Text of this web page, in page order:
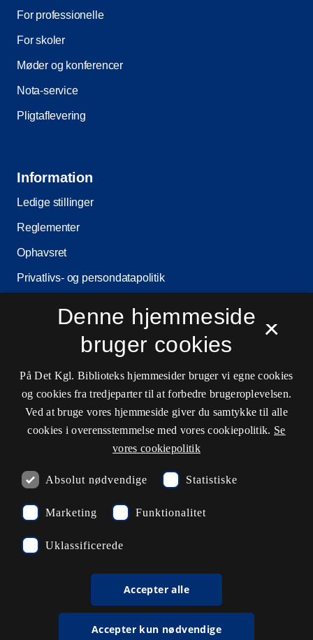
For professionelle
For skoler
Møder og konferencer
Nota-service
Pligtaflevering
Information
Ledige stillinger
Reglementer
Ophavsret
Privatlivs- og persondatapolitik
Driftsstatus
Cookieindstillinger
Kontaktinformationer
Åbningstider
33 47 47 47
EAN: 5798000795297
rdl_facebook
×
Denne hjemmeside
bruger cookies
På Det Kgl. Biblioteks hjemmesider bruger vi egne cookies
og cookies fra tredjeparter til at forbedre brugeroplevelsen.
Ved at bruge vores hjemmeside giver du samtykke til alle
cookies i overensstemmelse med vores cookiepolitik. Se
vores cookiepolitik
Absolut nødvendige Statistiske
Marketing Funktionalitet
Uklassificerede
Accepter alle
Accepter kun nødvendige